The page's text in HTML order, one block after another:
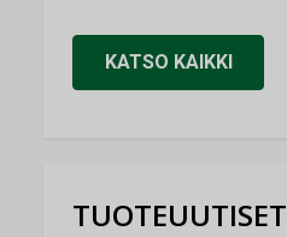
KATSO KAIKKI
TUOTEUUTISET